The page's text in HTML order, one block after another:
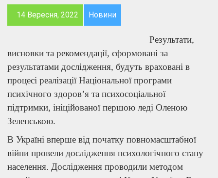
14 Вересня, 2022 Новини
Результати,
висновки та рекомендації, сформовані за
результатами дослідження, будуть враховані в
процесі реалізації Національної програми
психічного здоров’я та психосоціальної
підтримки, ініційованої першою леді Оленою
Зеленською.
В Україні вперше від початку повномасштабної
війни провели дослідження психологічного стану
населення. Дослідження проводили методом